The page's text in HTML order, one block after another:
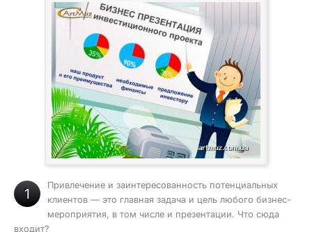
1
Привлечение и заинтересованность потенциальных
клиентов — это главная задача и цель любого бизнес-
мероприятия, в том числе и презентации. Что сюда
входит?